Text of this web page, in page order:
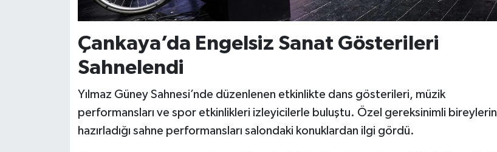
Çankaya’da Engelsiz Sanat Gösterileri
Sahnelendi
Yılmaz Güney Sahnesi’nde düzenlenen etkinlikte dans gösterileri, müzik
performansları ve spor etkinlikleri izleyicilerle buluştu. Özel gereksinimli bireylerin
hazırladığı sahne performansları salondaki konuklardan ilgi gördü.